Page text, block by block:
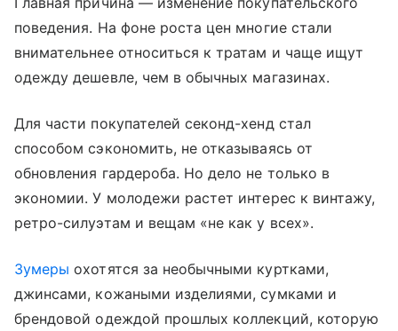
поведения. На фоне роста цен многие стали
внимательнее относиться к тратам и чаще ищут
одежду дешевле, чем в обычных магазинах.
Для части покупателей секонд-хенд стал
способом сэкономить, не отказываясь от
обновления гардероба. Но дело не только в
экономии. У молодежи растет интерес к винтажу,
ретро-силуэтам и вещам «не как у всех».
Зумеры охотятся за необычными куртками,
джинсами, кожаными изделиями, сумками и
брендовой одеждой прошлых коллекций, которую